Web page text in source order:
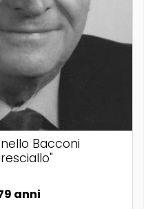
Bacconi
anni